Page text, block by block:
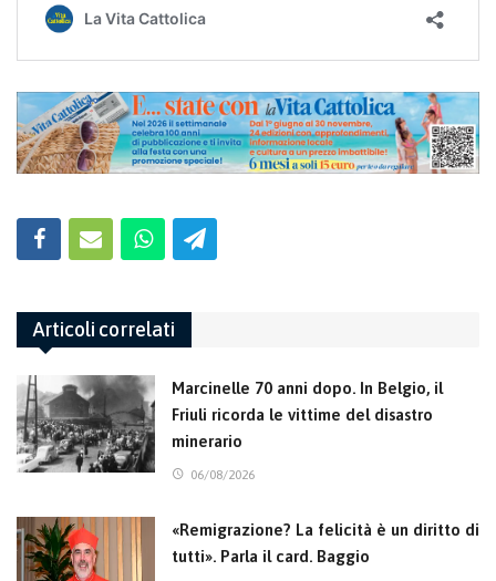
Articoli correlati
Marcinelle 70 anni dopo. In Belgio, il
Friuli ricorda le vittime del disastro
minerario
06/08/2026
«Remigrazione? La felicità è un diritto di
tutti». Parla il card. Baggio